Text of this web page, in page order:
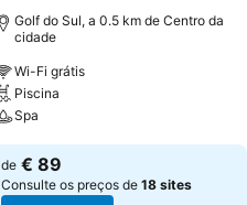
Golf do Sul, a 0.5 km de Centro da
cidade
Wi-Fi grátis
Piscina
Spa
Ver preços
de € 89
Consulte os preços de 18 sites